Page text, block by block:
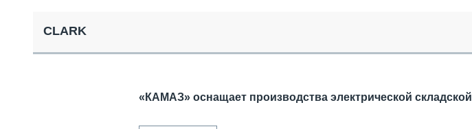
СПЕЦТЕХНИКА И ТРАНСПОРТ
ГРУЗОПЕРЕВОЗКИ
ТЕХНИКА КРУПНЫМ ПЛАНОМ
БЛИЖАЙШИЕ МЕРОПРИЯТИЯ
CLARK
«КАМАЗ» оснащает производства электрической